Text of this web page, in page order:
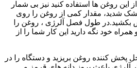
این روغن ها استفاده کنید نیز بی شمار
شدید، مقدار کمی از روغن را روی
بکشید.در طول فصل آلرژی ، روغن را
خود نگه دارید این کار شما را از
پخش کننده روغن بریزید و دستگاه را در